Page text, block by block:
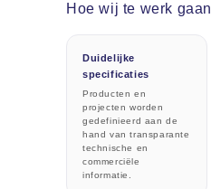
Hoe wij te werk gaan
Duidelijke
specificaties
Producten en
projecten worden
gedefinieerd aan de
hand van transparante
technische en
commerciële
informatie.